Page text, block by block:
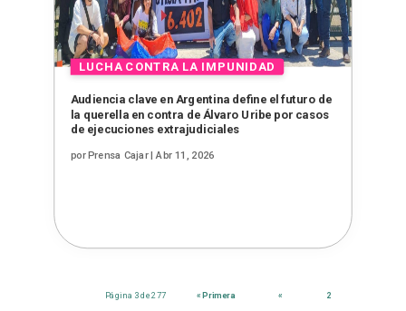
Audiencia clave en Argentina define el futuro de
la querella en contra de Álvaro Uribe por casos
de ejecuciones extrajudiciales
porPrensa Cajar| Abr 11, 2026
Página 3 de 277 « Primera « 2